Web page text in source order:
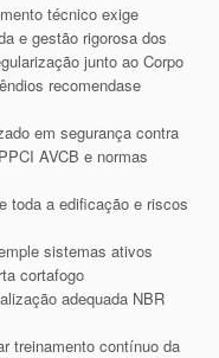
técnico exige
e gestão rigorosa dos
junto ao Corpo
recomendase
em segurança contra
AVCB e normas
toda a edificação e riscos
sistemas ativos
cortafogo
adequada NBR
treinamento contínuo da